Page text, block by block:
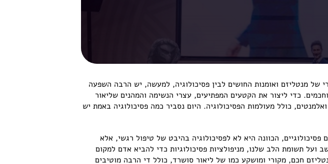
של מנטליזם ואומנות החושים לבין פסיכולוגיה, למעשה, יש הרבה השפעה
כדי ליצור את הקטעים המפתיעים, עצרי הנשימה והמהנים שליאור
כולל מעולמות הפסיכולוגיה. היום נסביר כמה פסיכולוגיה באמת יש
הכוונה היא לא לפסיכולוגיה בהיבט של טיפול רגשי, אלא
תשומת הלב שלנו, מניפולציות פסיכולוגיות כדי להביא אדם למקום
חכם, מקורי ומושקע כמו של ליאור סושרד, כולל די הרבה מוטיבים